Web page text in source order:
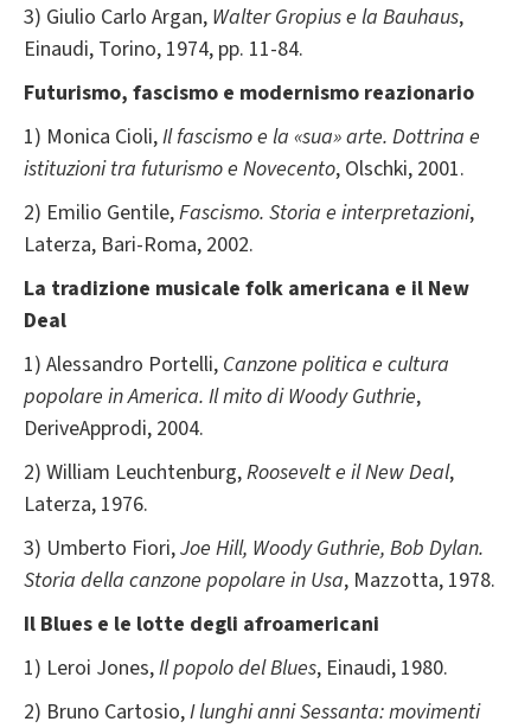
3) Giulio Carlo Argan, Walter Gropius e la Bauhaus,
Einaudi, Torino, 1974, pp. 11-84.
Futurismo, fascismo e modernismo reazionario
1) Monica Cioli,Il fascismo e la «sua» arte. Dottrina e
istituzioni tra futurismo e Novecento, Olschki, 2001.
2) Emilio Gentile,Fascismo. Storia e interpretazioni,
Laterza, Bari-Roma, 2002.
La tradizione musicale folk americana e il New
Deal
1) Alessandro Portelli, Canzone politica e cultura
popolare in America. Il mito di Woody Guthrie,
DeriveApprodi, 2004.
2) William Leuchtenburg,Roosevelt e il New Deal,
Laterza, 1976.
3) Umberto Fiori,Joe Hill, Woody Guthrie, Bob Dylan.
Storia della canzone popolare in Usa, Mazzotta, 1978.
Il Blues e le lotte degli afroamericani
1) Leroi Jones,Il popolo del Blues, Einaudi, 1980.
2) Bruno Cartosio,I lunghi anni Sessanta: movimenti